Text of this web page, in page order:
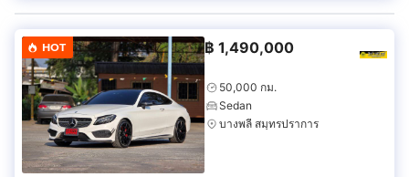
HOT ฿ 1,490,000
50,000 กม.
Sedan
บางพลี สมุทรปราการ